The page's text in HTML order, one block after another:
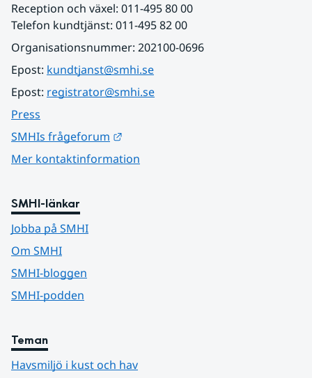
Reception och växel: 011-495 80 00
Telefon kundtjänst: 011-495 82 00
Organisationsnummer: 202100-0696
Epost: kundtjanst@smhi.se
Epost: registrator@smhi.se
Press
SMHIs frågeforum
Mer kontaktinformation
SMHI-länkar
Jobba på SMHI
Om SMHI
SMHI-bloggen
SMHI-podden
Teman
Havsmiljö i kust och hav